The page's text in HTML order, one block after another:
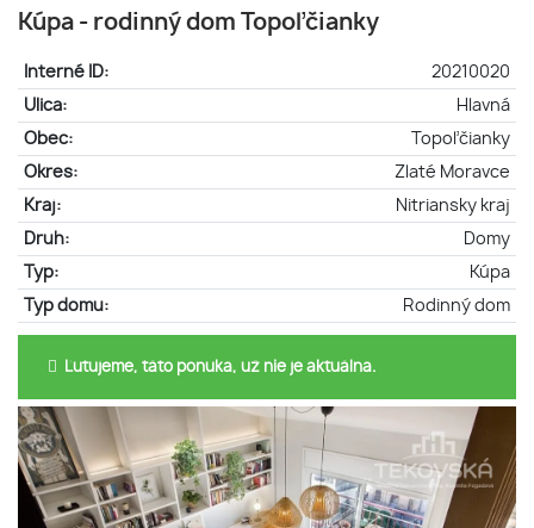
Kúpa - rodinný dom Topoľčianky
Interné ID:
20210020
Ulica:
Hlavná
Obec:
Topoľčianky
Okres:
Zlaté Moravce
Kraj:
Nitriansky kraj
Druh:
Domy
Typ:
Kúpa
Typ domu:
Rodinný dom
Ľutujeme, táto ponuka, už nie je aktuálna.